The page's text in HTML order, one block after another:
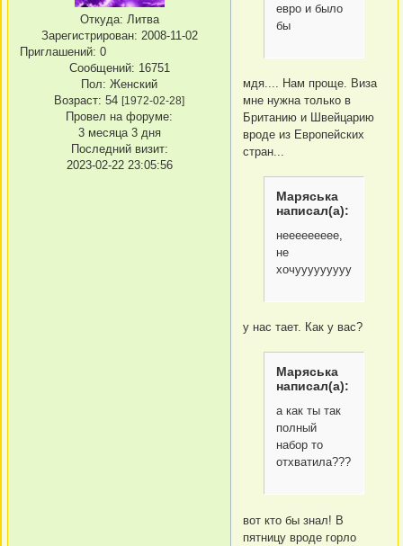
Откуда: Литва
Зарегистрирован: 2008-11-02
Приглашений: 0
Сообщений: 16751
Пол: Женский
Возраст: 54 [1972-02-28]
Провел на форуме:
3 месяца 3 дня
Последний визит:
2023-02-22 23:05:56
евро и было
бы
мдя.... Нам проще. Виза
мне нужна только в
Британию и Швейцарию
вроде из Европейских
стран...
Маряська
написал(а):
неееееееее,
не
хочуууууууууу
у нас тает. Как у вас?
Маряська
написал(а):
а как ты так
полный
набор то
отхватила???
вот кто бы знал! В
пятницу вроде горло